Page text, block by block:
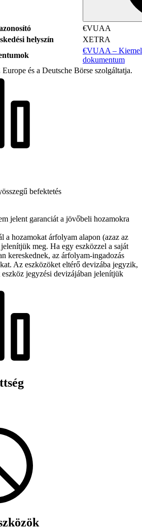
€VUAA
helyszín
XETRA
€VUAA –
dokumentum
és a Deutsche Börse szolgáltatja.
befektetés
jelent garanciát a jövőbeli hozamokra
a hozamokat árfolyam alapon (azaz az
meg. Ha egy eszközzel a saját
kereskednek, az árfolyam-ingadozás
Az eszközöket eltérő devizába jegyzik,
eszköz jegyzési devizájában jelenítjük